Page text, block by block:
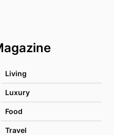
Living
Luxury
Food
Travel